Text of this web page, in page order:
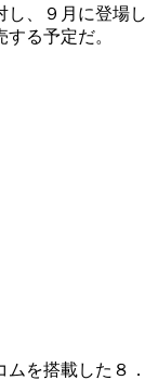
、９月に登
る予定だ。
を搭載した